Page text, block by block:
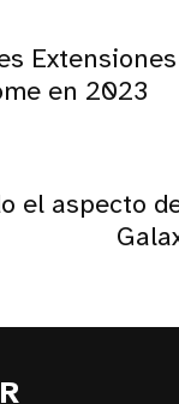
en 2023
el aspecto